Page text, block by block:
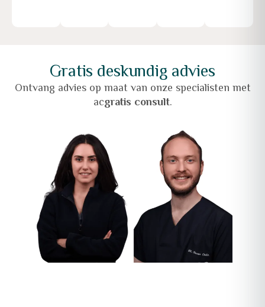
Gratis deskundig advies
Ontvang advies op maat van onze specialisten met
acgratis consult.